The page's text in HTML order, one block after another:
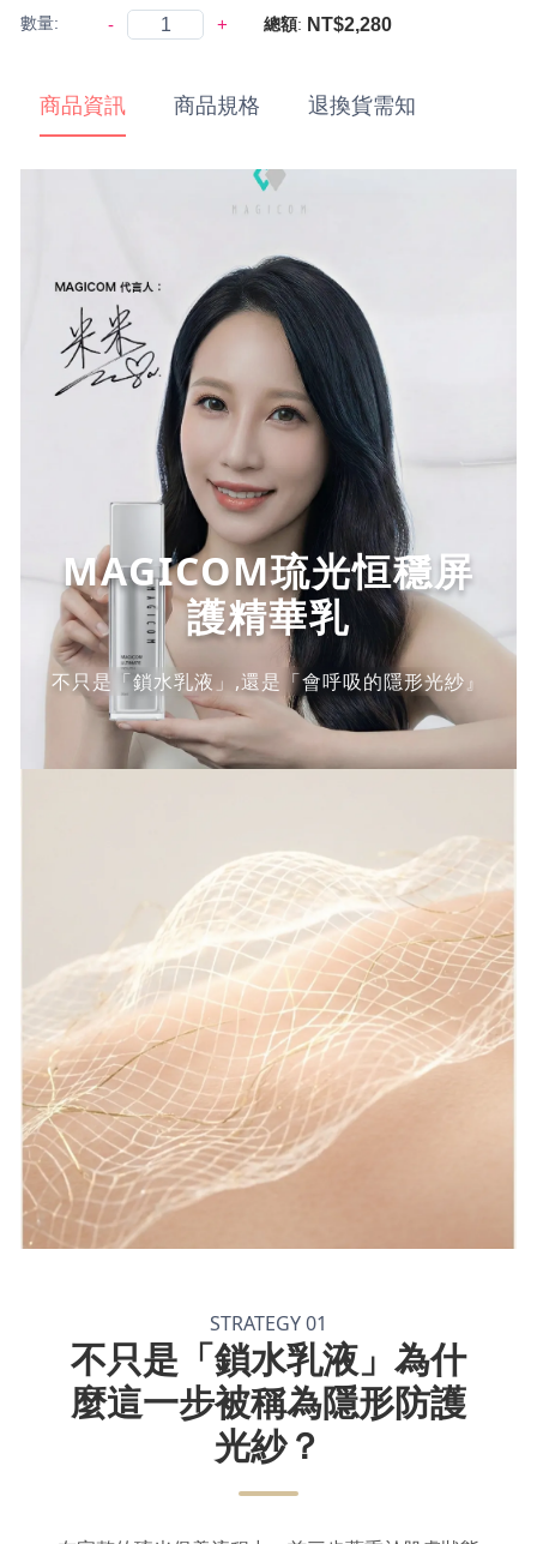
數量: - + 總額: NT$2,280
商品資訊 商品規格 退換貨需知
MAGICOM琉光恒穩屏
護精華乳
不只是「鎖水乳液」,還是「會呼吸的隱形光紗』
STRATEGY 01
不只是「鎖水乳液」為什
麼這一步被稱為隱形防護
光紗？